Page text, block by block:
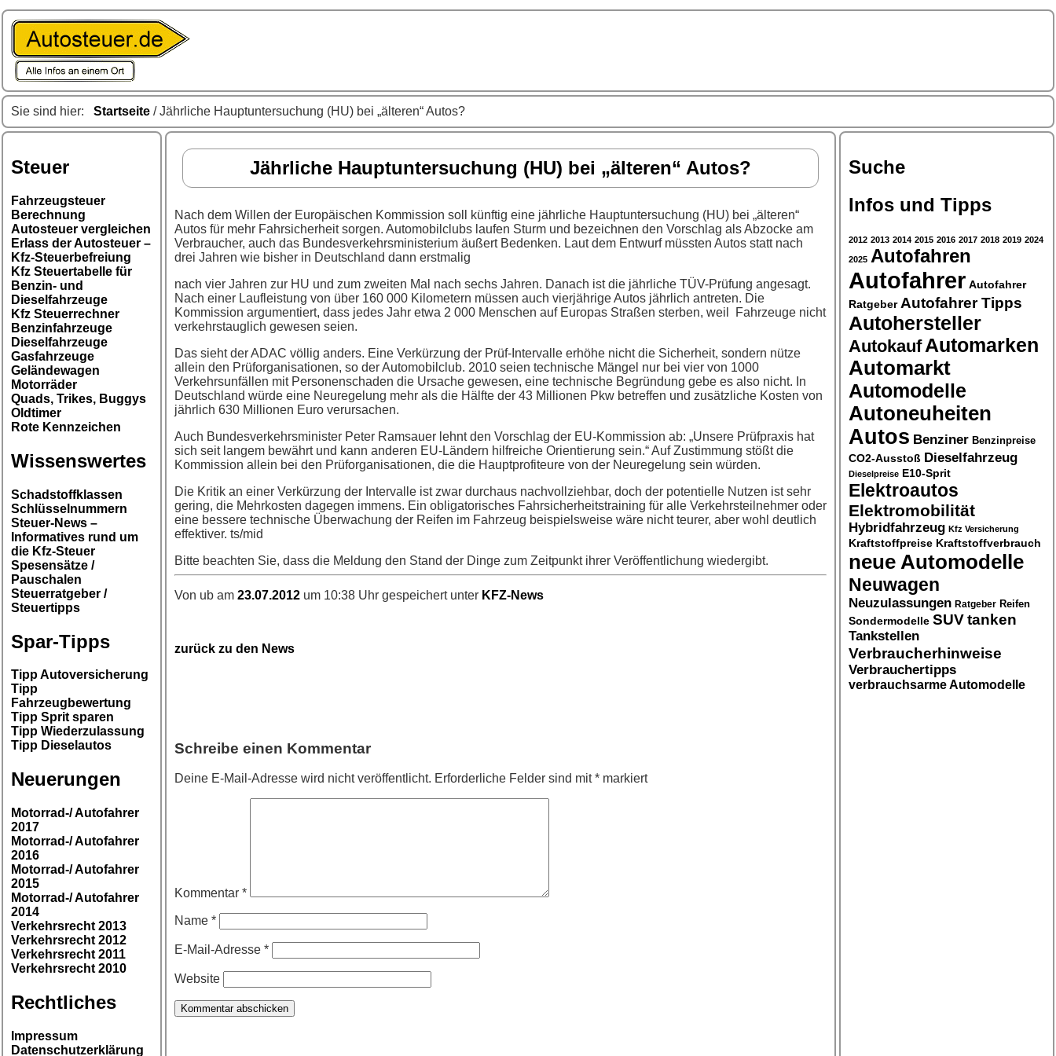
Sie sind hier: Startseite / Jährliche Hauptuntersuchung (HU) bei „älteren“ Autos?
Steuer
Fahrzeugsteuer
Berechnung
Autosteuer vergleichen
Erlass der Autosteuer –
Kfz-Steuerbefreiung
Kfz Steuertabelle für
Benzin- und
Dieselfahrzeuge
Kfz Steuerrechner
Benzinfahrzeuge
Dieselfahrzeuge
Gasfahrzeuge
Geländewagen
Motorräder
Quads, Trikes, Buggys
Oldtimer
Rote Kennzeichen
Wissenswertes
Schadstoffklassen
Schlüsselnummern
Steuer-News –
Informatives rund um
die Kfz-Steuer
Spesensätze /
Pauschalen
Steuerratgeber /
Steuertipps
Spar-Tipps
Tipp Autoversicherung
Tipp
Fahrzeugbewertung
Tipp Sprit sparen
Tipp Wiederzulassung
Tipp Dieselautos
Neuerungen
Motorrad-/ Autofahrer
2017
Motorrad-/ Autofahrer
2016
Motorrad-/ Autofahrer
2015
Motorrad-/ Autofahrer
2014
Verkehrsrecht 2013
Verkehrsrecht 2012
Verkehrsrecht 2011
Verkehrsrecht 2010
Rechtliches
Impressum
Datenschutzerklärung
Jährliche Hauptuntersuchung (HU) bei „älteren“ Autos?
Nach dem Willen der Europäischen Kommission soll künftig eine jährliche Hauptuntersuchung (HU) bei „älteren“
Autos für mehr Fahrsicherheit sorgen. Automobilclubs laufen Sturm und bezeichnen den Vorschlag als Abzocke am
Verbraucher, auch das Bundesverkehrsministerium äußert Bedenken. Laut dem Entwurf müssten Autos statt nach
drei Jahren wie bisher in Deutschland dann erstmalig
nach vier Jahren zur HU und zum zweiten Mal nach sechs Jahren. Danach ist die jährliche TÜV-Prüfung angesagt.
Nach einer Laufleistung von über 160 000 Kilometern müssen auch vierjährige Autos jährlich antreten. Die
Kommission argumentiert, dass jedes Jahr etwa 2 000 Menschen auf Europas Straßen sterben, weil Fahrzeuge nicht
verkehrstauglich gewesen seien.
Das sieht der ADAC völlig anders. Eine Verkürzung der Prüf-Intervalle erhöhe nicht die Sicherheit, sondern nütze
allein den Prüforganisationen, so der Automobilclub. 2010 seien technische Mängel nur bei vier von 1000
Verkehrsunfällen mit Personenschaden die Ursache gewesen, eine technische Begründung gebe es also nicht. In
Deutschland würde eine Neuregelung mehr als die Hälfte der 43 Millionen Pkw betreffen und zusätzliche Kosten von
jährlich 630 Millionen Euro verursachen.
Auch Bundesverkehrsminister Peter Ramsauer lehnt den Vorschlag der EU-Kommission ab: „Unsere Prüfpraxis hat
sich seit langem bewährt und kann anderen EU-Ländern hilfreiche Orientierung sein.“ Auf Zustimmung stößt die
Kommission allein bei den Prüforganisationen, die die Hauptprofiteure von der Neuregelung sein würden.
Die Kritik an einer Verkürzung der Intervalle ist zwar durchaus nachvollziehbar, doch der potentielle Nutzen ist sehr
gering, die Mehrkosten dagegen immens. Ein obligatorisches Fahrsicherheitstraining für alle Verkehrsteilnehmer oder
eine bessere technische Überwachung der Reifen im Fahrzeug beispielsweise wäre nicht teurer, aber wohl deutlich
effektiver. ts/mid
Bitte beachten Sie, dass die Meldung den Stand der Dinge zum Zeitpunkt ihrer Veröffentlichung wiedergibt.
Von ub am 23.07.2012 um 10:38 Uhr gespeichert unter KFZ-News
zurück zu den News
Schreibe einen Kommentar
Deine E-Mail-Adresse wird nicht veröffentlicht. Erforderliche Felder sind mit* markiert
Kommentar *
Name *
E-Mail-Adresse *
Website
Suche
Infos und Tipps
2012 2013 2014 2015 2016 2017 2018 2019 2024
2025 Autofahren
Autofahrer Autofahrer
Ratgeber Autofahrer Tipps
Autohersteller
Autokauf Automarken
Automarkt
Automodelle
Autoneuheiten
Autos Benziner Benzinpreise
CO2-Ausstoß Dieselfahrzeug
Dieselpreise E10-Sprit
Elektroautos
Elektromobilität
Hybridfahrzeug Kfz Versicherung
Kraftstoffpreise Kraftstoffverbrauch
neue Automodelle
Neuwagen
Neuzulassungen Ratgeber Reifen
Sondermodelle SUVtanken
Tankstellen
Verbraucherhinweise
Verbrauchertipps
verbrauchsarme Automodelle